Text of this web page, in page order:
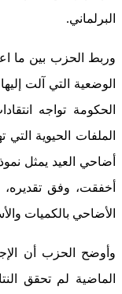
البرلماني.
وربط الحزب بين ما
الوضعية التي آلت
الحكومة تواجه
الملفات الحيوية
أضاحي العيد يمثل
أخفقت، وفق تقديره،
الأضاحي بالكميات
وأوضح الحزب أن
الماضية لم تحقق